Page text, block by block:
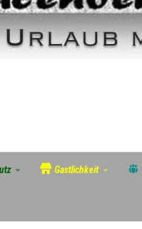
Gastlichkeit